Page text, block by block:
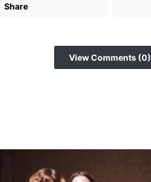
Share
View Comments (0)